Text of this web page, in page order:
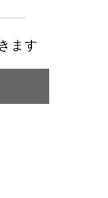
ます